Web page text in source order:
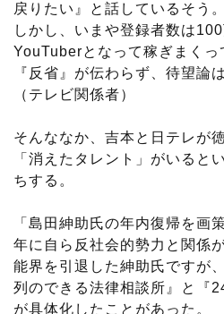
戻りたい』と話しているそう。
しかし、いまや登録者数は
YouTuberとなって稼ぎまくっ
『反省』が伝わらず、待望論
（テレビ関係者）
そんななか、吉本と日テレが
「消えたタレント」がいると
ちする。
「島田紳助氏の年内復帰を画
年に自ら反社会的勢力と関係
能界を引退した紳助氏ですが
列のできる法律相談所』と『
が具体化したことがあった。